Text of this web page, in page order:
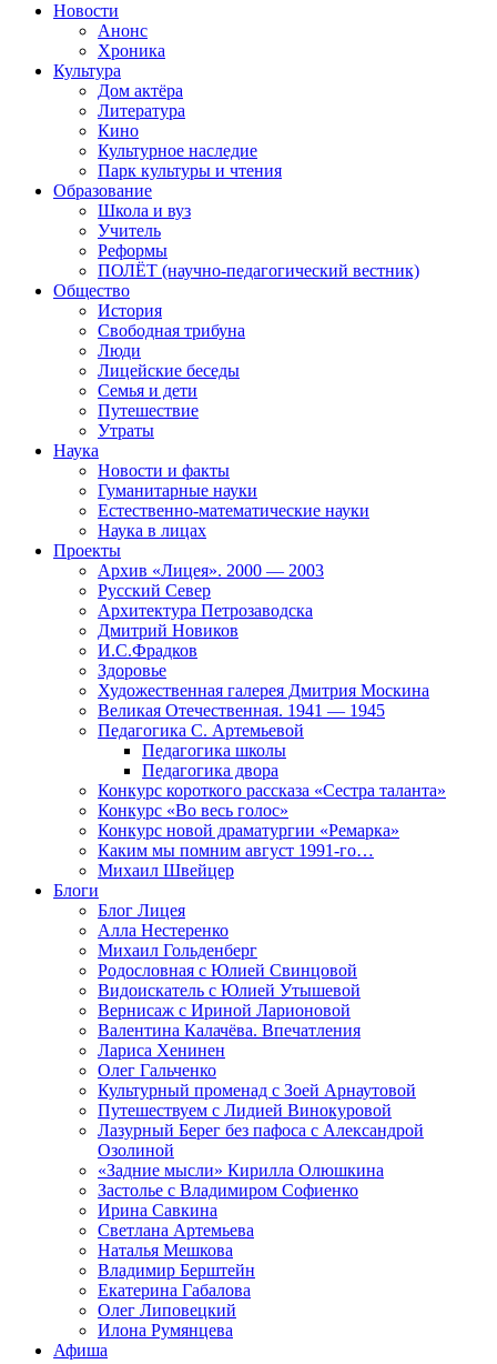
Новости
Анонс
Хроника
Культура
Дом актёра
Литература
Кино
Культурное наследие
Парк культуры и чтения
Образование
Школа и вуз
Учитель
Реформы
ПОЛЁТ (научно-педагогический вестник)
Общество
История
Свободная трибуна
Люди
Лицейские беседы
Семья и дети
Путешествие
Утраты
Наука
Новости и факты
Гуманитарные науки
Естественно-математические науки
Наука в лицах
Проекты
Архив «Лицея». 2000 — 2003
Русский Север
Архитектура Петрозаводска
Дмитрий Новиков
И.С.Фрадков
Здоровье
Художественная галерея Дмитрия Москина
Великая Отечественная. 1941 — 1945
Педагогика С. Артемьевой
Педагогика школы
Педагогика двора
Конкурс короткого рассказа «Сестра таланта»
Конкурс «Во весь голос»
Конкурс новой драматургии «Ремарка»
Каким мы помним август 1991-го…
Михаил Швейцер
Блоги
Блог Лицея
Алла Нестеренко
Михаил Гольденберг
Родословная с Юлией Свинцовой
Видоискатель с Юлией Утышевой
Вернисаж с Ириной Ларионовой
Валентина Калачёва. Впечатления
Лариса Хенинен
Олег Гальченко
Культурный променад с Зоей Арнаутовой
Путешествуем с Лидией Винокуровой
Лазурный Берег без пафоса с Александрой
Озолиной
«Задние мысли» Кирилла Олюшкина
Застолье с Владимиром Софиенко
Ирина Савкина
Светлана Артемьева
Наталья Мешкова
Владимир Берштейн
Екатерина Габалова
Олег Липовецкий
Илона Румянцева
Афиша